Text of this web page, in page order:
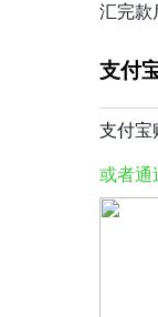
汇完款
支付
支付宝
或者通